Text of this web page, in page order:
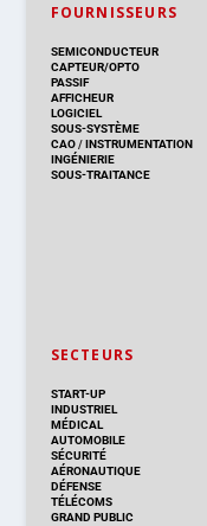
FOURNISSEURS
SEMICONDUCTEUR
CAPTEUR/OPTO
PASSIF
AFFICHEUR
LOGICIEL
SOUS-SYSTÈME
CAO/INSTRUMENTATION
INGÉNIERIE
SOUS-TRAITANCE
SECTEURS
START-UP
INDUSTRIEL
MÉDICAL
AUTOMOBILE
SÉCURITÉ
AÉRONAUTIQUE
DÉFENSE
TÉLÉCOMS
GRAND PUBLIC